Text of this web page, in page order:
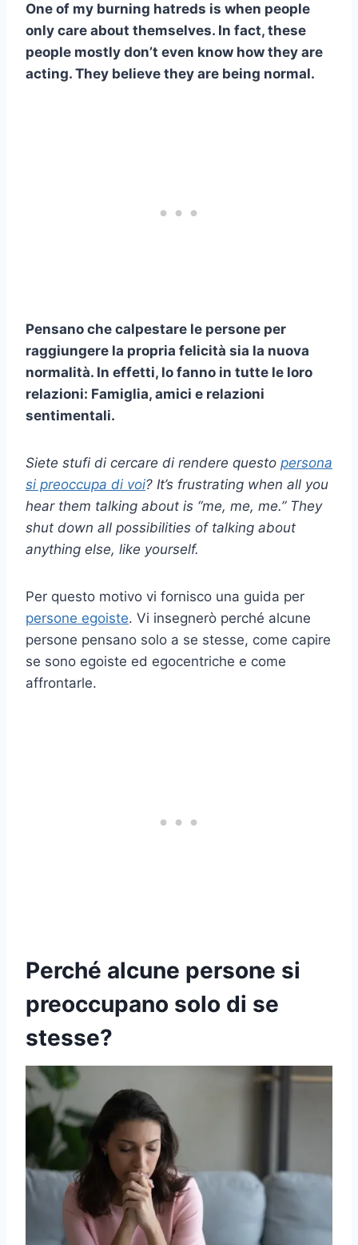
One of my burning hatreds is when people
only care about themselves. In fact, these
people mostly don’t even know how they are
acting. They believe they are being normal.
Pensano che calpestare le persone per
raggiungere la propria felicità sia la nuova
normalità. In effetti, lo fanno in tutte le loro
relazioni: Famiglia, amici e relazioni
sentimentali.
Siete stufi di cercare di rendere questo persona
si preoccupa di voi? It’s frustrating when all you
hear them talking about is “me, me, me.” They
shut down all possibilities of talking about
anything else, like yourself.
Per questo motivo vi fornisco una guida per
persone egoiste. Vi insegnerò perché alcune
persone pensano solo a se stesse, come capire
se sono egoiste ed egocentriche e come
affrontarle.
Perché alcune persone si
preoccupano solo di se
stesse?